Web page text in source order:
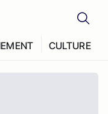
CULTURE